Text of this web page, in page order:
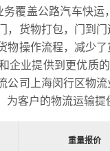
务覆盖公路汽车快
，货物打包，门到
物操作流程，减少
企业提供到更优质的
公司上海闵行区物
客户的物流运输提
重量报价